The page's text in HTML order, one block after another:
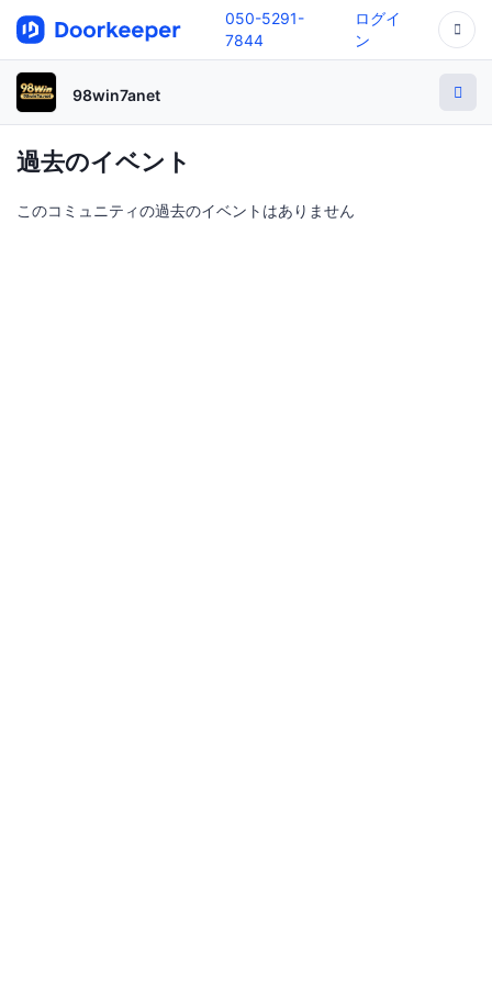
050-5291-
7844
ログイ
ン
98win7anet
過去のイベント
このコミュニティの過去のイベントはありません